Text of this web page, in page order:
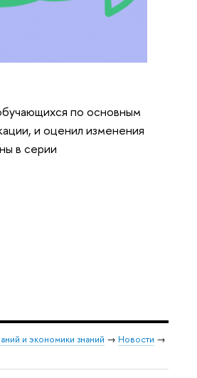
по основным
и оценил изменения
в серии
и экономики знаний → Новости →